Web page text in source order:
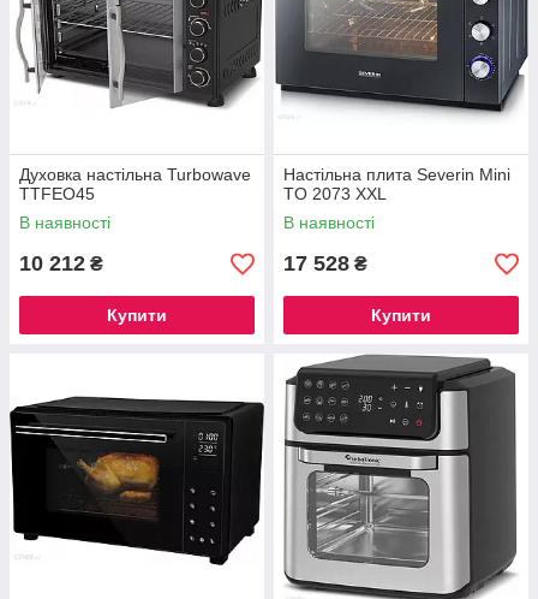
Духовка настільна Turbowave
TTFEO45
В наявності
10 212 ₴
Купити
Настільна плита Severin Mini
TO 2073 XXL
В наявності
17 528 ₴
Купити